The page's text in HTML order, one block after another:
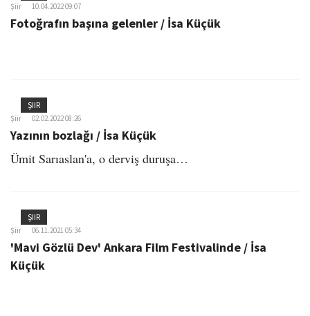
Şiir 10.04.2022 09:07
Fotoğrafın başına gelenler / İsa Küçük
ŞIIR
Şiir 02.02.2022 08:26
Yazının bozlağı / İsa Küçük
Ümit Sarıaslan'a, o derviş duruşa…
ŞIIR
Şiir 06.11.2021 05:34
'Mavi Gözlü Dev' Ankara Film Festivalinde / İsa
Küçük